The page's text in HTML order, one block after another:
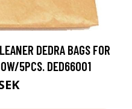
DEDRA BAGS FOR
5PCS. DED66001